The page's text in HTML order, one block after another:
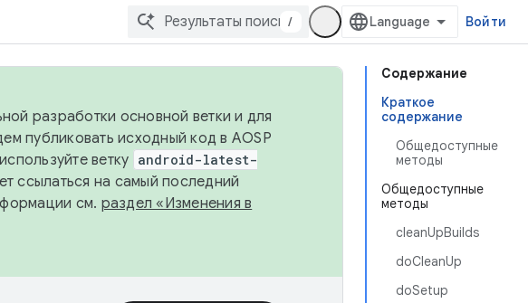
/ Войти
Содержание
Краткое
содержание
Общедоступные
методы
Общедоступные
методы
cleanUpBuilds
doCleanUp
doSetup
разработки основной ветки и для
публиковать исходный код в AOSP
ветку android-latest-
ссылаться на самый последний
см. раздел «Изменения в